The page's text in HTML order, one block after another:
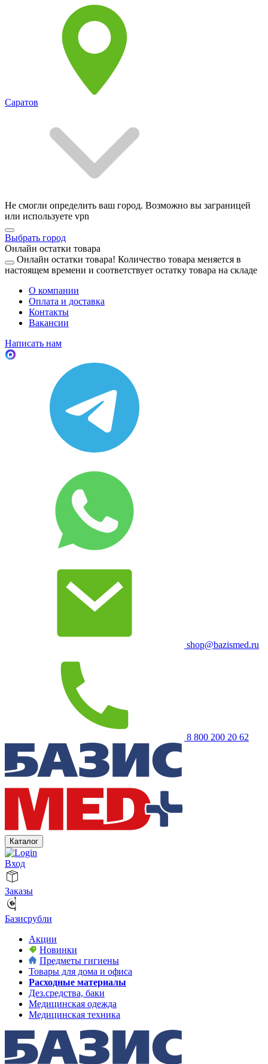
Саратов
Не смогли определить ваш город. Возможно вы заграницей
или используете vpn
Выбрать город
Онлайн остатки товара
Онлайн остатки товара! Количество товара меняется в
настоящем времени и соответствует остатку товара на складе
О компании
Оплата и доставка
Контакты
Вакансии
Написать нам
shop@bazismed.ru
8 800 200 20 62
Каталог
Вход
Заказы
Базисрубли
Акции
Новинки
Предметы гигиены
Товары для дома и офиса
Расходные материалы
Дез.средства, баки
Медицинская одежда
Медицинская техника